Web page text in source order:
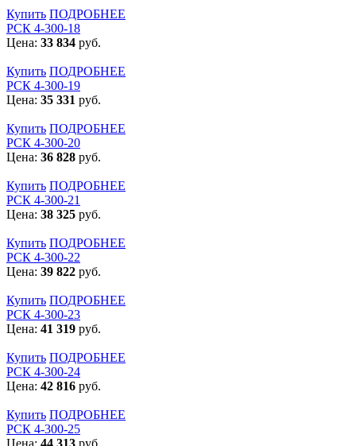
Купить ПОДРОБНЕЕ
РСК 4-300-18
Цена: 33 834 руб.
Купить ПОДРОБНЕЕ
РСК 4-300-19
Цена: 35 331 руб.
Купить ПОДРОБНЕЕ
РСК 4-300-20
Цена: 36 828 руб.
Купить ПОДРОБНЕЕ
РСК 4-300-21
Цена: 38 325 руб.
Купить ПОДРОБНЕЕ
РСК 4-300-22
Цена: 39 822 руб.
Купить ПОДРОБНЕЕ
РСК 4-300-23
Цена: 41 319 руб.
Купить ПОДРОБНЕЕ
РСК 4-300-24
Цена: 42 816 руб.
Купить ПОДРОБНЕЕ
РСК 4-300-25